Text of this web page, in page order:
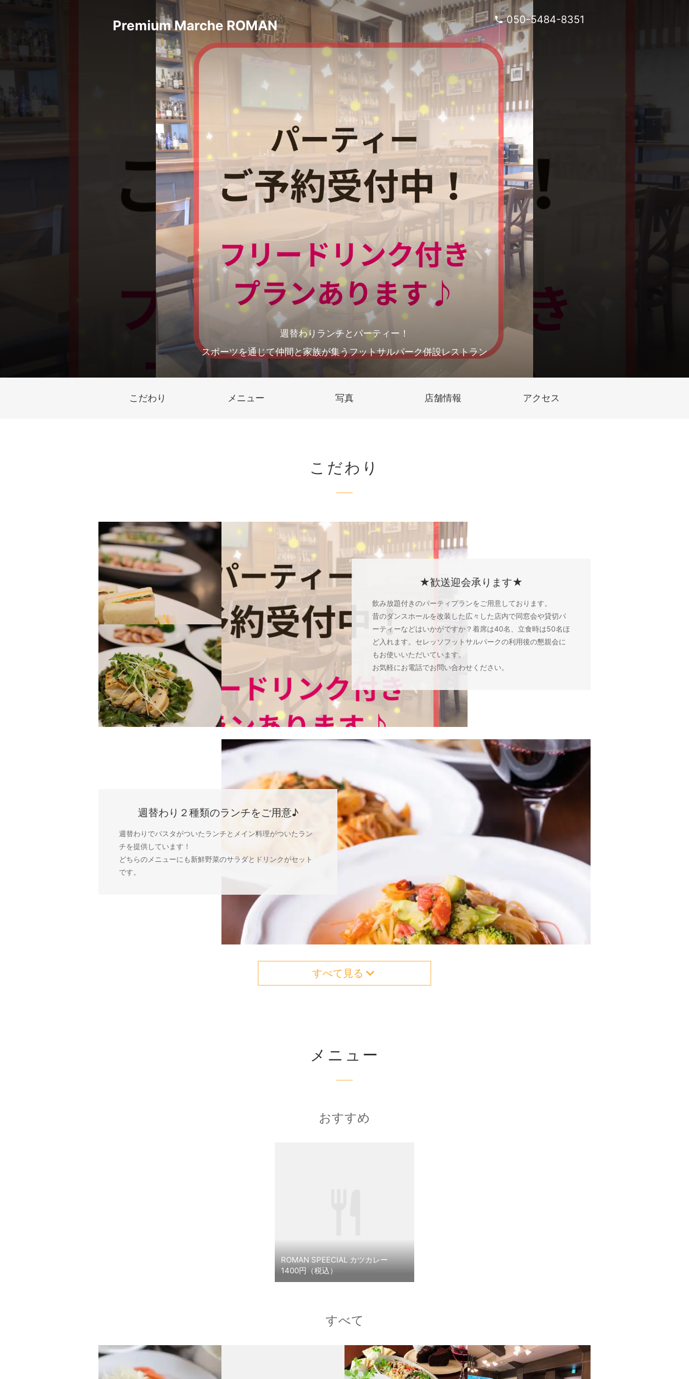
050-5484-8351
Premium Marche ROMAN
週替わりランチとパーティー！
スポーツを通じて仲間と家族が集うフットサルパーク併設レストラン
こだわり メニュー 写真 店舗情報 アクセス
こだわり
★歓送迎会承ります★
飲み放題付きのパーティプランをご用意しております。
昔のダンスホールを改装した広々した店内で同窓会や貸切パ
ーティーなどはいかがですか？着席は40名、立食時は50名ほ
ど入れます。セレッソフットサルパークの利用後の懇親会に
もお使いいただいています。
お気軽にお電話でお問い合わせください。
週替わり２種類のランチをご用意♪
週替わりでパスタがついたランチとメイン料理がついたラン
チを提供しています！
どちらのメニューにも新鮮野菜のサラダとドリンクがセット
です。
すべて見る
メニュー
おすすめ
ROMAN SPEECIAL カツカレー
1400円（税込）
すべて